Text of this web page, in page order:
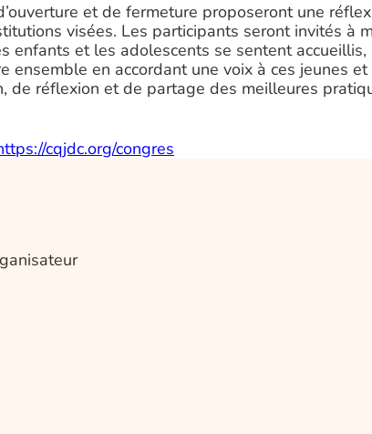
et de fermeture proposeront une
visées. Les participants seront invités à
et les adolescents se sentent
ensemble en accordant une voix à ces jeunes
de réflexion et de partage des meilleures
cqjdc.org/congres